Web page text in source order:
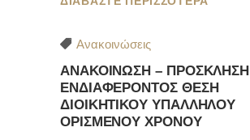
Ανακοινώσεις
ΑΝΑΚΟΙΝΩΣΗ – ΠΡΟΣΚΛΗΣΗ
ΕΝΔΙΑΦΕΡΟΝΤΟΣ ΘΕΣΗ
ΔΙΟΙΚΗΤΙΚΟΥ ΥΠΑΛΛΗΛΟΥ
ΟΡΙΣΜΕΝΟΥ ΧΡΟΝΟΥ